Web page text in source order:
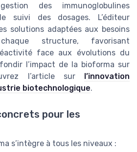
des immunoglobulines
suivi des dosages. L’éditeur
solutions adaptées aux besoins
structure, favorisant
face aux évolutions du
l’impact de la bioforma sur
l’article sur l’innovation
biotechnologique.
pour les
s’intègre à tous les niveaux :